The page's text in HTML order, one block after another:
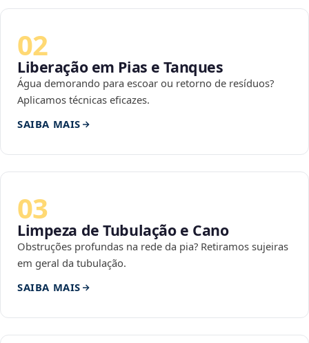
02
Liberação em Pias e Tanques
Água demorando para escoar ou retorno de resíduos?
Aplicamos técnicas eficazes.
SAIBA MAIS
03
Limpeza de Tubulação e Cano
Obstruções profundas na rede da pia? Retiramos sujeiras
em geral da tubulação.
SAIBA MAIS